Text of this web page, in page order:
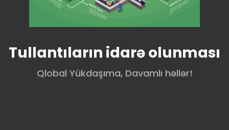
Tullantıların idarə olunması
Qlobal Yükdaşıma, Davamlı həllər!